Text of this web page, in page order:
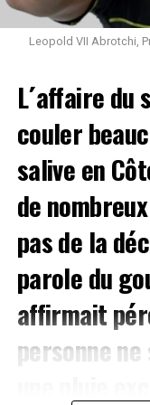
Leopold VII Abrotchi,
L´affaire du
couler
salive en
de
pas de la
parole du
affirmait
personne